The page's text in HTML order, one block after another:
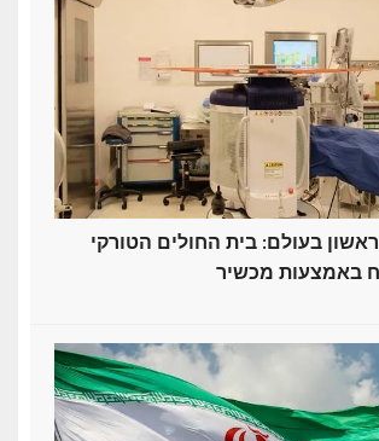
ראשון בעולם: בית החולים הטורקי Güven ביצע